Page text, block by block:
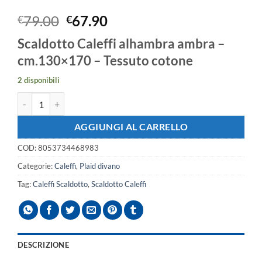
€79.00 Il
prezzo
originale
era:
€67.90Il
prezzo
attuale
è:
Scaldotto Caleffi alhambra ambra –
cm.130×170 – Tessuto cotone
2 disponibili
AGGIUNGI AL CARRELLO
COD:8053734468983
Categorie:Caleffi, Plaid divano
Tag:Caleffi Scaldotto, Scaldotto Caleffi
DESCRIZIONE